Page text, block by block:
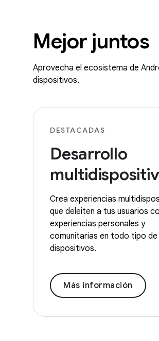
Mejor juntos
Aprovecha el ecosistema de
dispositivos.
DESTACADAS
Desarrollo
Crea experiencias
que deleiten a tus usuarios
experiencias personales y
comunitarias en todo tipo de
dispositivos.
Más información